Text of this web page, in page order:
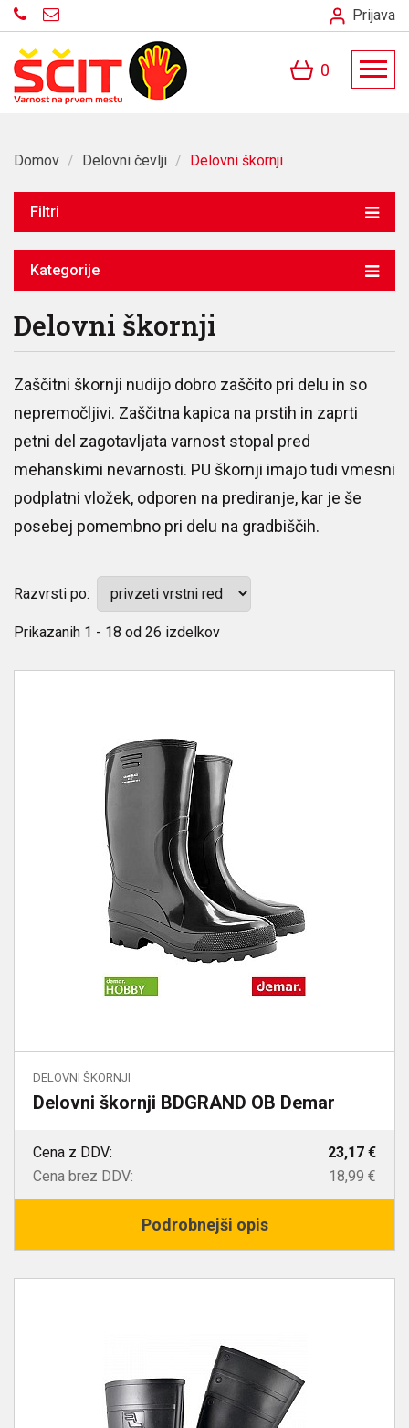
Prijava
0
Domov / Delovni čevlji / Delovni škornji
Filtri
Kategorije
Delovni škornji
Zaščitni škornji nudijo dobro zaščito pri delu in so
nepremočljivi. Zaščitna kapica na prstih in zaprti
petni del zagotavljata varnost stopal pred
mehanskimi nevarnosti. PU škornji imajo tudi vmesni
podplatni vložek, odporen na prediranje, kar je še
posebej pomembno pri delu na gradbiščih.
Razvrsti po:
Prikazanih 1 - 18 od 26 izdelkov
DELOVNI ŠKORNJI
Delovni škornji BDGRAND OB Demar
Cena z DDV:
23,17 €
Cena brez DDV:
18,99 €
Podrobnejši opis